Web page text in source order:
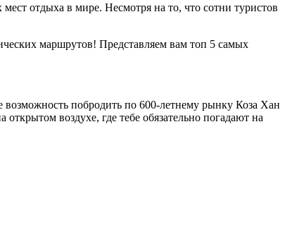
отдыха в мире. Несмотря на то, что сотни туристов
маршрутов! Представляем вам топ 5 самых
побродить по 600-летнему рынку Коза Хан
воздухе, где тебе обязательно погадают на